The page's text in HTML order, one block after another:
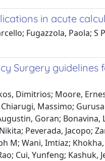
in acute
Fugazzola, Paola; S
Surgery guidelines
Dimitrios; Moore,
Massimo;
Goran;
Peverada, Jacopo;
M; Wani, Imtiaz;
Cui, Yunfeng; Kashuk,